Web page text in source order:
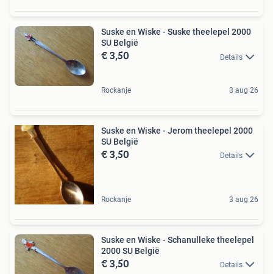
Suske en Wiske - Suske theelepel 2000
SU België
€ 3,50 Details
Rockanje 3 aug 26
Suske en Wiske - Jerom theelepel 2000
SU België
€ 3,50 Details
Rockanje 3 aug 26
Suske en Wiske - Schanulleke theelepel
2000 SU België
€ 3,50 Details